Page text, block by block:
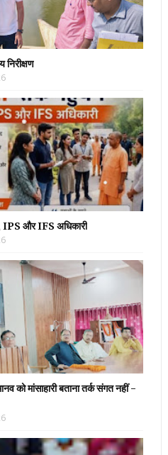
निरीक्षण
और IFS अधिकारी
को मांसाहारी बताना तर्क संगत नहीं -